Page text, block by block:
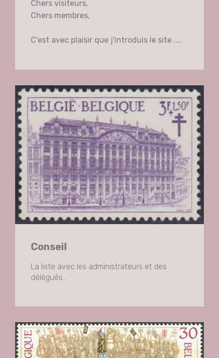
Chers visiteurs,
Chers membres,
C'est avec plaisir que j'introduis le site ....
Conseil
La liste avec les administrateurs et des
délégués...